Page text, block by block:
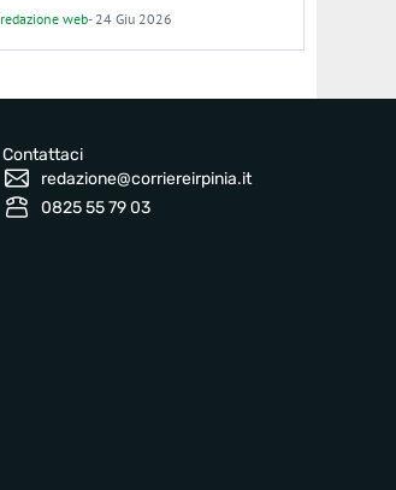
redazione web- 24 Giu 2026
Contattaci
redazione@corriereirpinia.it
0825 55 79 03